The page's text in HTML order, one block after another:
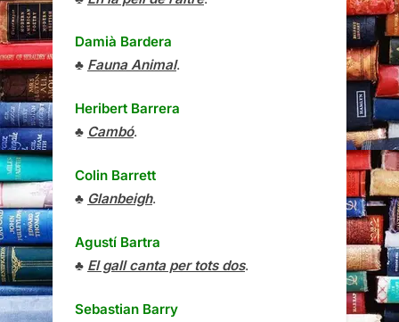
Damià Bardera
♣ Fauna Animal.
Heribert Barrera
♣ Cambó.
Colin Barrett
♣ Glanbeigh.
Agustí Bartra
♣ El gall canta per tots dos.
Sebastian Barry